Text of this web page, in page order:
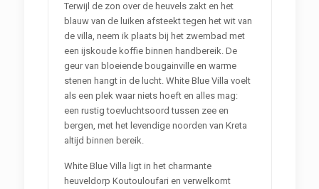
Terwijl de zon over de heuvels zakt en het
blauw van de luiken afsteekt tegen het wit van
de villa, neem ik plaats bij het zwembad met
een ijskoude koffie binnen handbereik. De
geur van bloeiende bougainville en warme
stenen hangt in de lucht. White Blue Villa voelt
als een plek waar niets hoeft en alles mag:
een rustig toevluchtsoord tussen zee en
bergen, met het levendige noorden van Kreta
altijd binnen bereik.
White Blue Villa ligt in het charmante
heuveldorp Koutouloufari en verwelkomt